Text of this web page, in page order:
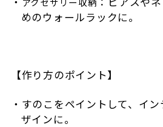
めのウォールラックに。
【作り方のポイント】
すのこをペイントして、イ
ザインに。